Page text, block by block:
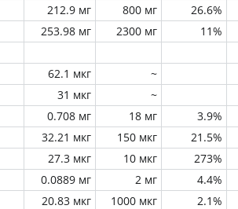
212.9 мг 800 мг 26.6%
253.98 мг 2300 мг 11%
62.1 мкг
~
31 мкг
~
0.708 мг 18 мг 3.9%
32.21 мкг 150 мкг 21.5%
27.3 мкг 10 мкг 273%
0.0889 мг 2 мг 4.4%
20.83 мкг 1000 мкг 2.1%